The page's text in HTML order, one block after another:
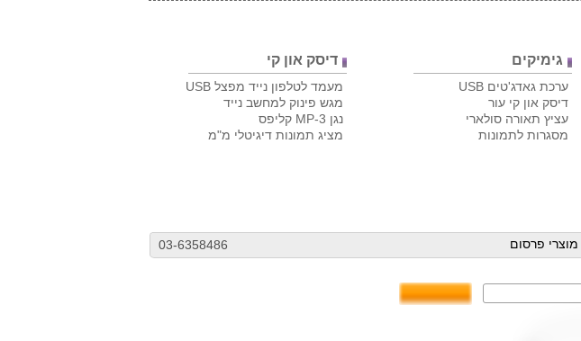
גימיקים
ערכת גאדג'טים USB
דיסק און קי עור
עציץ תאורה סולארי
מסגרות לתמונות
דיסק און קי
מעמד לטלפון נייד מפצל USB
מגש פינוק למחשב נייד
נגן MP-3 קליפס
מציג תמונות דיגיטלי מ"מ
03-6358486 מוצרי פרסום